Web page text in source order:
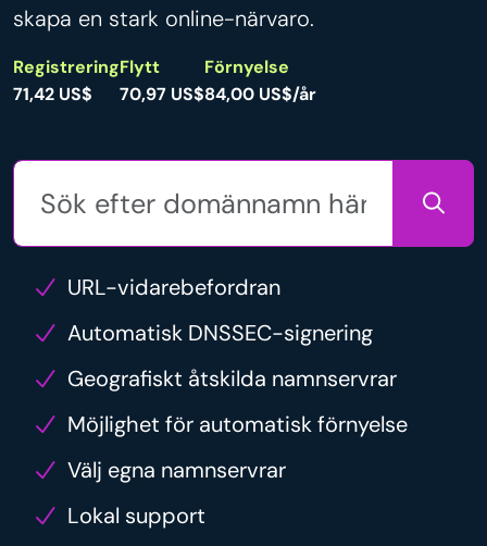
skapa en stark online-närvaro.
Registrering
71,42 US$
Flytt
70,97 US$
Förnyelse
84,00 US$/år
URL-vidarebefordran
Automatisk DNSSEC-signering
Geografiskt åtskilda namnservrar
Möjlighet för automatisk förnyelse
Välj egna namnservrar
Lokal support